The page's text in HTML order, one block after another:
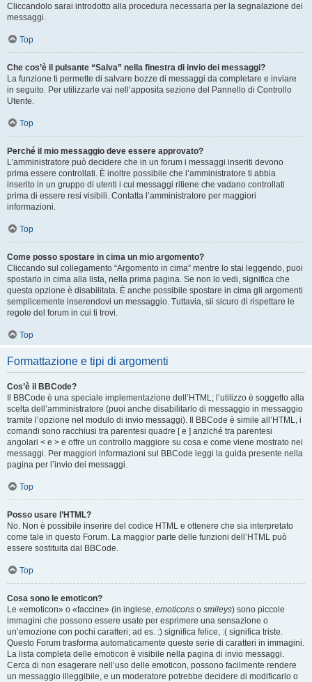
Cliccandolo sarai introdotto alla procedura necessaria per la segnalazione dei
messaggi.
Top
Che cos’è il pulsante “Salva” nella finestra di invio dei messaggi?
La funzione ti permette di salvare bozze di messaggi da completare e inviare
in seguito. Per utilizzarle vai nell’apposita sezione del Pannello di Controllo
Utente.
Top
Perché il mio messaggio deve essere approvato?
L’amministratore può decidere che in un forum i messaggi inseriti devono
prima essere controllati. È inoltre possibile che l’amministratore ti abbia
inserito in un gruppo di utenti i cui messaggi ritiene che vadano controllati
prima di essere resi visibili. Contatta l’amministratore per maggiori
informazioni.
Top
Come posso spostare in cima un mio argomento?
Cliccando sul collegamento “Argomento in cima” mentre lo stai leggendo, puoi
spostarlo in cima alla lista, nella prima pagina. Se non lo vedi, significa che
questa opzione è disabilitata. È anche possibile spostare in cima gli argomenti
semplicemente inserendovi un messaggio. Tuttavia, sii sicuro di rispettare le
regole del forum in cui ti trovi.
Top
Formattazione e tipi di argomenti
Cos’è il BBCode?
Il BBCode è una speciale implementazione dell’HTML; l’utilizzo è soggetto alla
scelta dell’amministratore (puoi anche disabilitarlo di messaggio in messaggio
tramite l’opzione nel modulo di invio messaggi). Il BBCode è simile all’HTML, i
comandi sono racchiusi tra parentesi quadre [ e ] anziché tra parentesi
angolari < e > e offre un controllo maggiore su cosa e come viene mostrato nei
messaggi. Per maggiori informazioni sul BBCode leggi la guida presente nella
pagina per l’invio dei messaggi.
Top
Posso usare l’HTML?
No. Non è possibile inserire del codice HTML e ottenere che sia interpretato
come tale in questo Forum. La maggior parte delle funzioni dell’HTML può
essere sostituita dal BBCode.
Top
Cosa sono le emoticon?
Le «emoticon» o «faccine» (in inglese, emoticons o smileys) sono piccole
immagini che possono essere usate per esprimere una sensazione o
un’emozione con pochi caratteri; ad es. :) significa felice, :( significa triste.
Questo Forum trasforma automaticamente queste serie di caratteri in immagini.
La lista completa delle emoticon è visibile nella pagina di invio messaggi.
Cerca di non esagerare nell’uso delle emoticon, possono facilmente rendere
un messaggio illeggibile, e un moderatore potrebbe decidere di modificarlo o